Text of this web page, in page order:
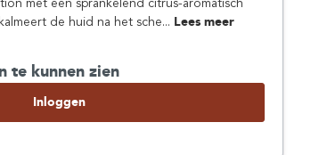
met een sprankelend citrus-aromatisch
de huid na het sche... Lees meer
te kunnen zien
Inloggen